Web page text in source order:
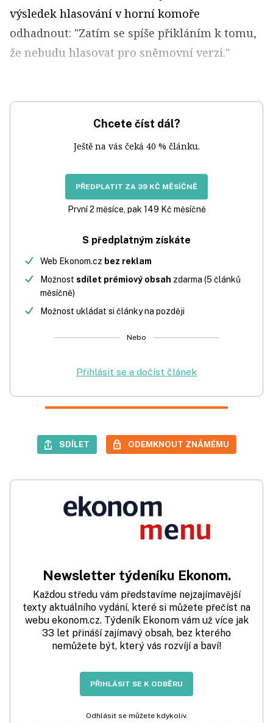
výsledek hlasování v horní komoře
odhadnout: "Zatím se spíše přikláním k tomu,
že nebudu hlasovat pro sněmovní verzi."
Chcete číst dál?
Ještě na vás čeká 40 % článku.
PŘEDPLATIT ZA 39 KČ MĚSÍČNĚ
První 2 měsíce, pak 149 Kč měsíčně
S předplatným získáte
Web Ekonom.cz bez reklam
Možnost sdílet prémiový obsah zdarma (5 článků
měsíčně)
Možnost ukládat si články na později
Nebo
Přihlásit se a dočíst článek
SDÍLET ODEMKNOUT ZNÁMÉMU
Newsletter týdeníku Ekonom.
Každou středu vám představíme nejzajímavější
texty aktuálního vydání, které si můžete přečíst na
webu ekonom.cz. Týdeník Ekonom vám už více jak
33 let přináší zajímavý obsah, bez kterého
nemůžete být, který vás rozvíjí a baví!
PŘIHLÁSIT SE K ODBĚRU
Odhlásit se můžete kdykoliv.